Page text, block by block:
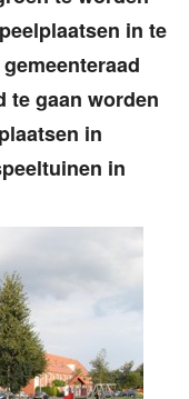
in te
te gaan worden
in
in